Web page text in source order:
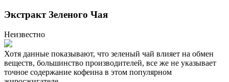
Экстракт Зеленого Чая
Неизвестно
Хотя данные показывают, что зеленый чай влияет на обмен
веществ, большинство производителей, все же не указывает
точное содержание кофеина в этом популярном